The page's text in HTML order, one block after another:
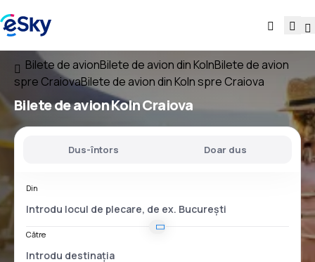
Bilete de avionBilete de avion din KolnBilete de avion
spre CraiovaBilete de avion din Koln spre Craiova
Bilete de avionKoln Craiova
Dus-întors Doar dus
Din
Către